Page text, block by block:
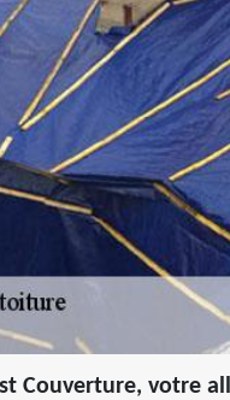
Couverture, votre